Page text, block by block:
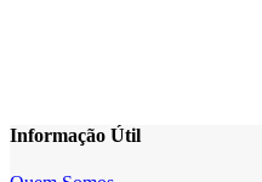
Informação Útil